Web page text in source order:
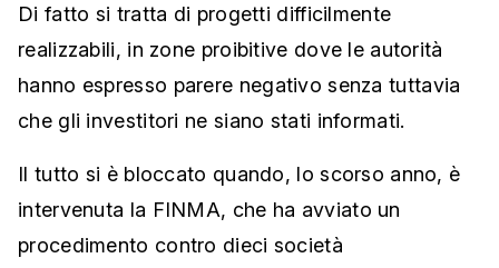
Di fatto si tratta di progetti difficilmente
realizzabili, in zone proibitive dove le autorità
hanno espresso parere negativo senza tuttavia
che gli investitori ne siano stati informati.
Il tutto si è bloccato quando, lo scorso anno, è
intervenuta la FINMA, che ha avviato un
procedimento contro dieci società